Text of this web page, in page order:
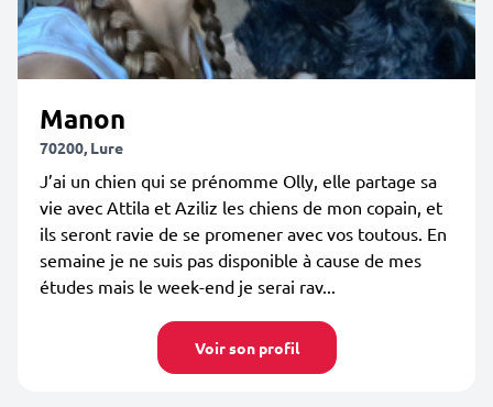
Manon
70200, Lure
J’ai un chien qui se prénomme Olly, elle partage sa
vie avec Attila et Aziliz les chiens de mon copain, et
ils seront ravie de se promener avec vos toutous. En
semaine je ne suis pas disponible à cause de mes
études mais le week-end je serai rav...
Voir son profil